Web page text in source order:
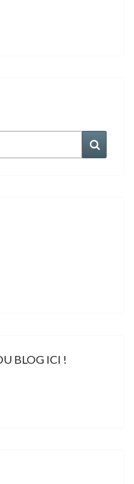
BLOG ICI !